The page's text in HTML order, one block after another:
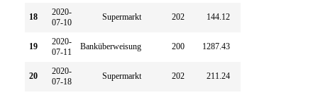
18
2020-
07-10
Supermarkt 202 144.12
19
2020-
07-11
Banküberweisung 200 1287.43
20
2020-
07-18
Supermarkt 202 211.24